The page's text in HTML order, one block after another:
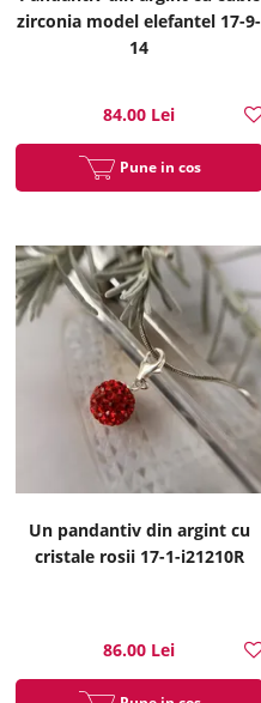
zirconia model elefantel 17-9-
14
84.00 Lei
Pune in cos
Un pandantiv din argint cu
cristale rosii 17-1-i21210R
86.00 Lei